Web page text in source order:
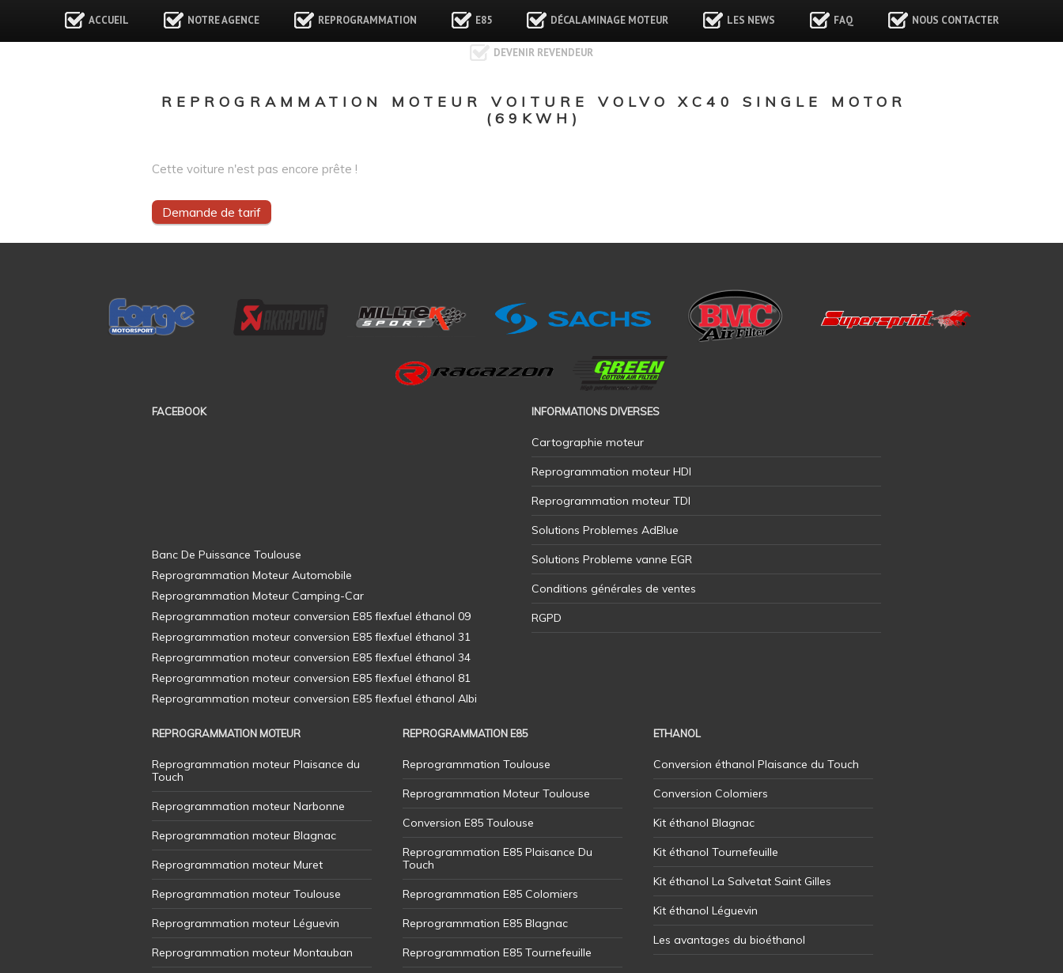
ACCUEIL NOTRE AGENCE REPROGRAMMATION E85 DÉCALAMINAGE MOTEUR LES NEWS FAQ NOUS CONTACTER
DEVENIR REVENDEUR
REPROGRAMMATION MOTEUR VOITURE VOLVO XC40 SINGLE MOTOR
(69KWH)
Cette voiture n'est pas encore prête !
Demande de tarif
FACEBOOK INFORMATIONS DIVERSES
Cartographie moteur
Reprogrammation moteur HDI
Reprogrammation moteur TDI
Solutions Problemes AdBlue
Solutions Probleme vanne EGR
Conditions générales de ventes
RGPD
REPROGRAMMATION MOTEUR
Reprogrammation moteur Plaisance du
Touch
Reprogrammation moteur Narbonne
Reprogrammation moteur Blagnac
Reprogrammation moteur Muret
Reprogrammation moteur Toulouse
Reprogrammation moteur Léguevin
Reprogrammation moteur Montauban
REPROGRAMMATION E85
Reprogrammation Toulouse
Reprogrammation Moteur Toulouse
Conversion E85 Toulouse
Reprogrammation E85 Plaisance Du
Touch
Reprogrammation E85 Colomiers
Reprogrammation E85 Blagnac
Reprogrammation E85 Tournefeuille
ETHANOL
Conversion éthanol Plaisance du Touch
Conversion Colomiers
Kit éthanol Blagnac
Kit éthanol Tournefeuille
Kit éthanol La Salvetat Saint Gilles
Kit éthanol Léguevin
Les avantages du bioéthanol
Banc De Puissance Toulouse
Reprogrammation Moteur Automobile
Reprogrammation Moteur Camping-Car
Reprogrammation moteur conversion E85 flexfuel éthanol 09
Reprogrammation moteur conversion E85 flexfuel éthanol 31
Reprogrammation moteur conversion E85 flexfuel éthanol 34
Reprogrammation moteur conversion E85 flexfuel éthanol 81
Reprogrammation moteur conversion E85 flexfuel éthanol Albi